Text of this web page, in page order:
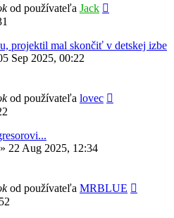
od používateľa Jack
projektil mal skončiť v detskej izbe
Sep 2025, 00:22
od používateľa lovec
22 Aug 2025, 12:34
od používateľa MRBLUE